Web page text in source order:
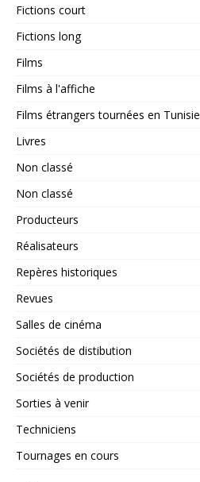
Fictions court
Fictions long
Films
Films à l'affiche
Films étrangers tournées en Tunisie
Livres
Non classé
Non classé
Producteurs
Réalisateurs
Repères historiques
Revues
Salles de cinéma
Sociétés de distibution
Sociétés de production
Sorties à venir
Techniciens
Tournages en cours